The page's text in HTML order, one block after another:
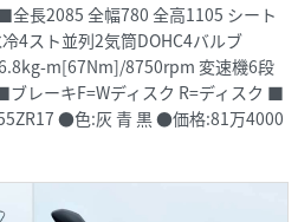
全長2085 全幅780 全高1105 シート
4スト並列2気筒DOHC4バルブ
m[67Nm]/8750rpm 変速機6段
レーキF=Wディスク R=ディスク ■
●色:灰 青 黒 ●価格:81万4000